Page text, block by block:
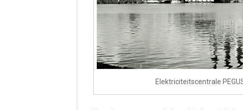
Elektriciteitscentrale